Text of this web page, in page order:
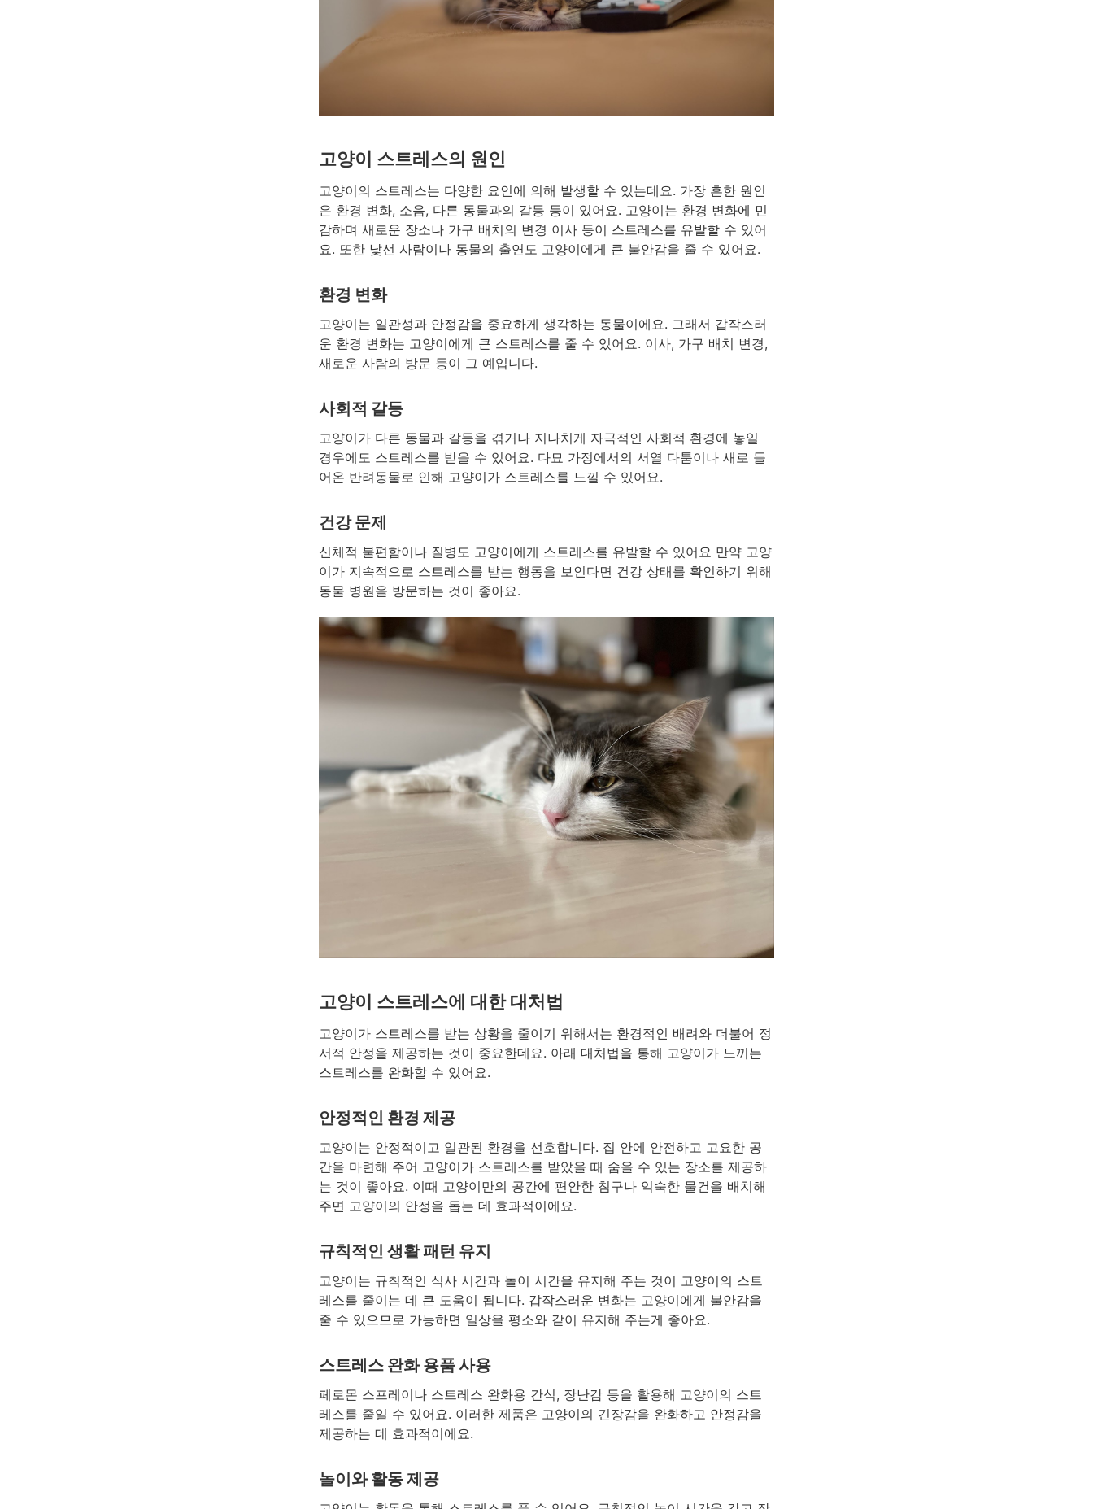
고양이 스트레스의 원인
고양이의 스트레스는 다양한 요인에 의해 발생할 수 있는데요. 가장 흔한 원인
은 환경 변화, 소음, 다른 동물과의 갈등 등이 있어요. 고양이는 환경 변화에 민
감하며 새로운 장소나 가구 배치의 변경 이사 등이 스트레스를 유발할 수 있어
요. 또한 낯선 사람이나 동물의 출연도 고양이에게 큰 불안감을 줄 수 있어요.
환경 변화
고양이는 일관성과 안정감을 중요하게 생각하는 동물이에요. 그래서 갑작스러
운 환경 변화는 고양이에게 큰 스트레스를 줄 수 있어요. 이사, 가구 배치 변경,
새로운 사람의 방문 등이 그 예입니다.
사회적 갈등
고양이가 다른 동물과 갈등을 겪거나 지나치게 자극적인 사회적 환경에 놓일
경우에도 스트레스를 받을 수 있어요. 다묘 가정에서의 서열 다툼이나 새로 들
어온 반려동물로 인해 고양이가 스트레스를 느낄 수 있어요.
건강 문제
신체적 불편함이나 질병도 고양이에게 스트레스를 유발할 수 있어요 만약 고양
이가 지속적으로 스트레스를 받는 행동을 보인다면 건강 상태를 확인하기 위해
동물 병원을 방문하는 것이 좋아요.
고양이 스트레스에 대한 대처법
고양이가 스트레스를 받는 상황을 줄이기 위해서는 환경적인 배려와 더불어 정
서적 안정을 제공하는 것이 중요한데요. 아래 대처법을 통해 고양이가 느끼는
스트레스를 완화할 수 있어요.
안정적인 환경 제공
고양이는 안정적이고 일관된 환경을 선호합니다. 집 안에 안전하고 고요한 공
간을 마련해 주어 고양이가 스트레스를 받았을 때 숨을 수 있는 장소를 제공하
는 것이 좋아요. 이때 고양이만의 공간에 편안한 침구나 익숙한 물건을 배치해
주면 고양이의 안정을 돕는 데 효과적이에요.
규칙적인 생활 패턴 유지
고양이는 규칙적인 식사 시간과 놀이 시간을 유지해 주는 것이 고양이의 스트
레스를 줄이는 데 큰 도움이 됩니다. 갑작스러운 변화는 고양이에게 불안감을
줄 수 있으므로 가능하면 일상을 평소와 같이 유지해 주는게 좋아요.
스트레스 완화 용품 사용
페로몬 스프레이나 스트레스 완화용 간식, 장난감 등을 활용해 고양이의 스트
레스를 줄일 수 있어요. 이러한 제품은 고양이의 긴장감을 완화하고 안정감을
제공하는 데 효과적이에요.
놀이와 활동 제공